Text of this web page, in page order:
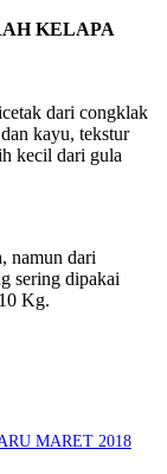
dari congklak
kayu, tekstur
kecil dari gula
namun dari
sering dipakai
Kg.
MARET 2018